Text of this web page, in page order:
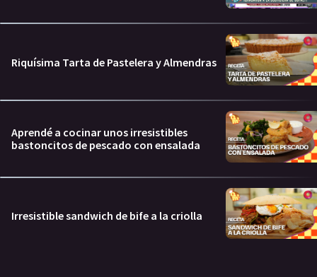
Riquísima Tarta de Pastelera y Almendras
Aprendé a cocinar unos irresistibles
bastoncitos de pescado con ensalada
Irresistible sandwich de bife a la criolla